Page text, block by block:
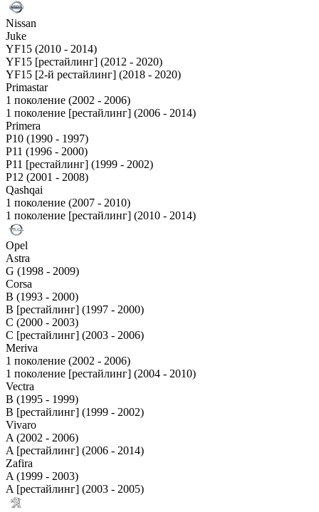
Nissan
Juke
YF15 (2010 - 2014)
YF15 [рестайлинг] (2012 - 2020)
YF15 [2-й рестайлинг] (2018 - 2020)
Primastar
1 поколение (2002 - 2006)
1 поколение [рестайлинг] (2006 - 2014)
Primera
P10 (1990 - 1997)
P11 (1996 - 2000)
P11 [рестайлинг] (1999 - 2002)
P12 (2001 - 2008)
Qashqai
1 поколение (2007 - 2010)
1 поколение [рестайлинг] (2010 - 2014)
Opel
Astra
G (1998 - 2009)
Corsa
B (1993 - 2000)
B [рестайлинг] (1997 - 2000)
C (2000 - 2003)
C [рестайлинг] (2003 - 2006)
Meriva
1 поколение (2002 - 2006)
1 поколение [рестайлинг] (2004 - 2010)
Vectra
B (1995 - 1999)
B [рестайлинг] (1999 - 2002)
Vivaro
A (2002 - 2006)
A [рестайлинг] (2006 - 2014)
Zafira
A (1999 - 2003)
A [рестайлинг] (2003 - 2005)